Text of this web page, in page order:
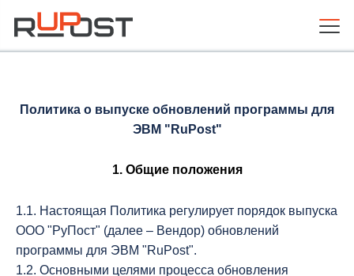
Политика о выпуске обновлений программы для
ЭВМ "RuPost"
1. Общие положения
1.1. Настоящая Политика регулирует порядок выпуска
ООО "РуПост" (далее – Вендор) обновлений
программы для ЭВМ "RuPost".
1.2. Основными целями процесса обновления